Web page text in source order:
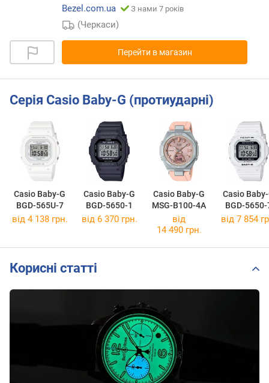
Bezel.com.ua
З нами 7 років
(Черкаси)
Перейти в магазин
Серія Casio Baby-G (протиударні)
Casio Baby-G
BGD-565U-7
Casio Baby-G
BGD-5650-1
Casio Baby-G
MSG-B100-4A
Casio
BGD-5650-
від 4 138 грн. від 6 370 грн.
від
14 490 грн.
від 7 854
Корисні статті